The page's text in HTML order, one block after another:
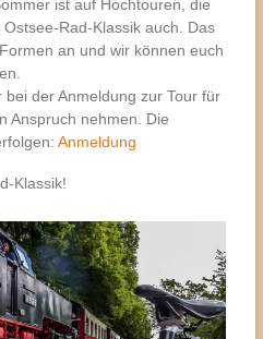
ist auf Hochtouren, die
Rad-Klassik auch. Das
an und wir können euch
der Anmeldung zur Tour für
Anspruch nehmen. Die
Anmeldung
Klassik!